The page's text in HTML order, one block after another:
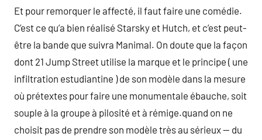
Et pour remorquer le affecté, il faut faire une comédie.
C’est ce qu’a bien réalisé Starsky et Hutch, et c’est peut-
être la bande que suivra Manimal. On doute que la façon
dont 21 Jump Street utilise la marque et le principe ( une
infiltration estudiantine ) de son modèle dans la mesure
où prétextes pour faire une monumentale ébauche, soit
souple à la groupe à pilosité et à rémige.quand on ne
choisit pas de prendre son modèle très au sérieux — du